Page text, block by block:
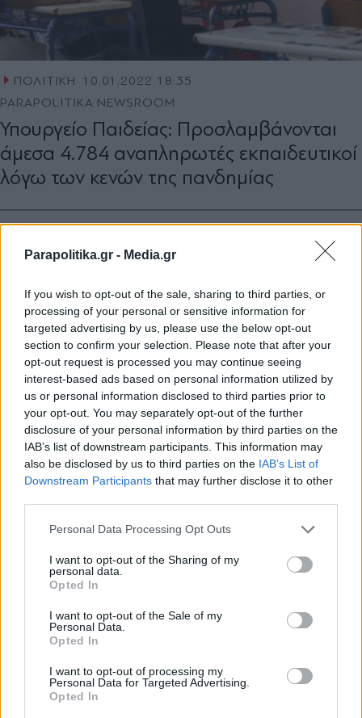
Parapolitika.gr - Media.gr
If you wish to opt-out of the sale, sharing to third parties, or
processing of your personal or sensitive information for
targeted advertising by us, please use the below opt-out
section to confirm your selection. Please note that after your
opt-out request is processed you may continue seeing
interest-based ads based on personal information utilized by
us or personal information disclosed to third parties prior to
your opt-out. You may separately opt-out of the further
disclosure of your personal information by third parties on the
IAB’s list of downstream participants. This information may
also be disclosed by us to third parties on the IAB’s List of
Downstream Participants that may further disclose it to other
Personal Data Processing Opt Outs
I want to opt-out of the Sharing of my
personal data.
Opted In
I want to opt-out of the Sale of my
Personal Data.
Opted In
I want to opt-out of processing my
Personal Data for Targeted Advertising.
Opted In
ΠΟΛΙΤΙΚΗ
10.01.2022 18:35
PARAPOLITIKA NEWSROOM
Υπουργείο Παιδείας: Προσλαμβάνονται
άμεσα 4.784 αναπληρωτές εκπαιδευτικοί
λόγω των κενών της πανδημίας
Εγγραφή στο newsletter
Αποδέχομαι τους
και την πολιτική απορρήτου